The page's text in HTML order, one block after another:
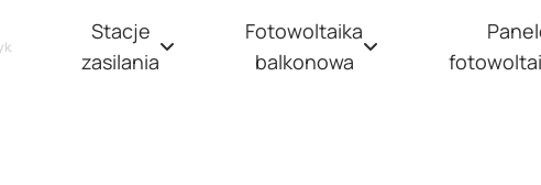
Stacje
zasilania
Fotowoltaika
balkonowa